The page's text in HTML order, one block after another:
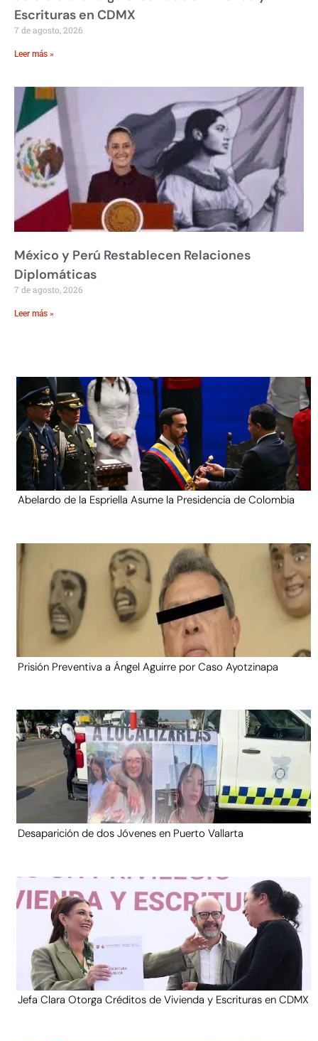
Escrituras en CDMX
7 de agosto, 2026
Leer más »
México y Perú Restablecen Relaciones
Diplomáticas
7 de agosto, 2026
Leer más »
Abelardo de la Espriella Asume la Presidencia de Colombia
Prisión Preventiva a Ángel Aguirre por Caso Ayotzinapa
Desaparición de dos Jóvenes en Puerto Vallarta
Jefa Clara Otorga Créditos de Vivienda y Escrituras en CDMX